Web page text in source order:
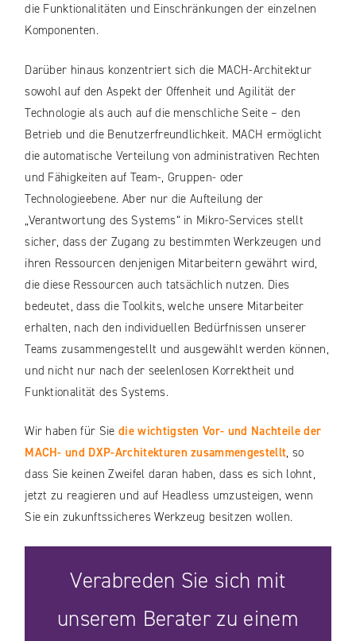
die Funktionalitäten und Einschränkungen der einzelnen
Komponenten.
Darüber hinaus konzentriert sich die MACH-Architektur
sowohl auf den Aspekt der Offenheit und Agilität der
Technologie als auch auf die menschliche Seite – den
Betrieb und die Benutzerfreundlichkeit. MACH ermöglicht
die automatische Verteilung von administrativen Rechten
und Fähigkeiten auf Team-, Gruppen- oder
Technologieebene. Aber nur die Aufteilung der
„Verantwortung des Systems“ in Mikro-Services stellt
sicher, dass der Zugang zu bestimmten Werkzeugen und
ihren Ressourcen denjenigen Mitarbeitern gewährt wird,
die diese Ressourcen auch tatsächlich nutzen. Dies
bedeutet, dass die Toolkits, welche unsere Mitarbeiter
erhalten, nach den individuellen Bedürfnissen unserer
Teams zusammengestellt und ausgewählt werden können,
und nicht nur nach der seelenlosen Korrektheit und
Funktionalität des Systems.
Wir haben für Sie die wichtigsten Vor- und Nachteile der
MACH- und DXP-Architekturen zusammengestellt, so
dass Sie keinen Zweifel daran haben, dass es sich lohnt,
jetzt zu reagieren und auf Headless umzusteigen, wenn
Sie ein zukunftssicheres Werkzeug besitzen wollen.
Verabreden Sie sich mit
unserem Berater zu einem